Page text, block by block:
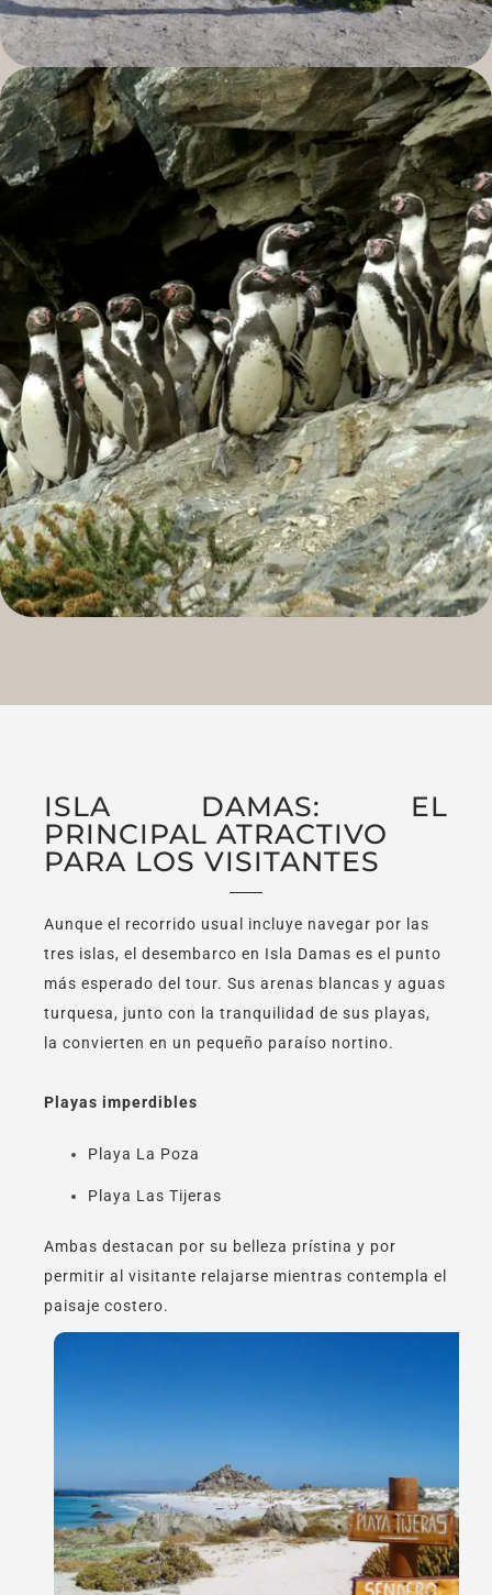
ISLA DAMAS: EL
PRINCIPAL ATRACTIVO
PARA LOS VISITANTES
Aunque el recorrido usual incluye navegar por las
tres islas, el desembarco en Isla Damas es el punto
más esperado del tour. Sus arenas blancas y aguas
turquesa, junto con la tranquilidad de sus playas,
la convierten en un pequeño paraíso nortino.
Playas imperdibles
Playa La Poza
Playa Las Tijeras
Ambas destacan por su belleza prístina y por
permitir al visitante relajarse mientras contempla el
paisaje costero.